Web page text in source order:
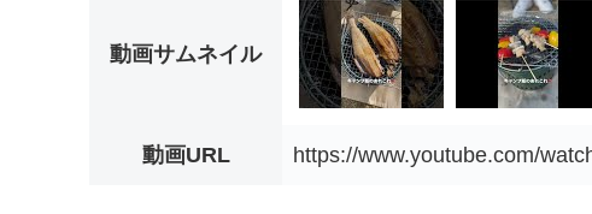
動画サムネイル
動画URL https://www.youtube.com/